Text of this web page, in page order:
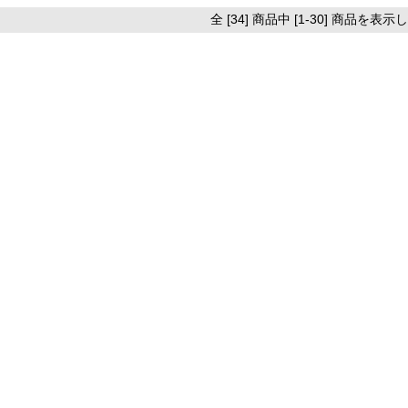
全 [34] 商品中 [1-30] 商品を表示し